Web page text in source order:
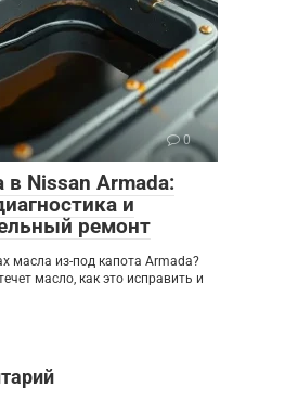
0
в Nissan Armada:
и
ремонт
масла из-под капота Armada?
масло, как это исправить и